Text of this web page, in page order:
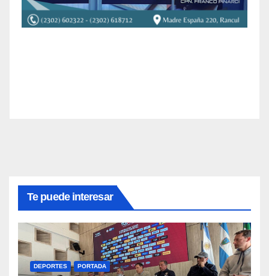
Te puede interesar
DEPORTES PORTADA